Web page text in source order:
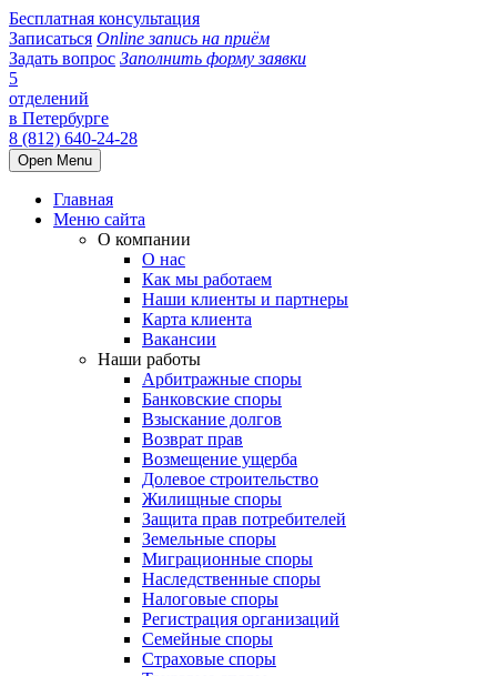
Бесплатная консультация
Записаться Online запись на приём
Задать вопрос Заполнить форму заявки
5
отделений
в Петербурге
8 (812) 640-24-28
Open Menu
Главная
Меню сайта
О компании
О нас
Как мы работаем
Наши клиенты и партнеры
Карта клиента
Вакансии
Наши работы
Арбитражные споры
Банковские споры
Взыскание долгов
Возврат прав
Возмещение ущерба
Долевое строительство
Жилищные споры
Защита прав потребителей
Земельные споры
Миграционные споры
Наследственные споры
Налоговые споры
Регистрация организаций
Семейные споры
Страховые споры